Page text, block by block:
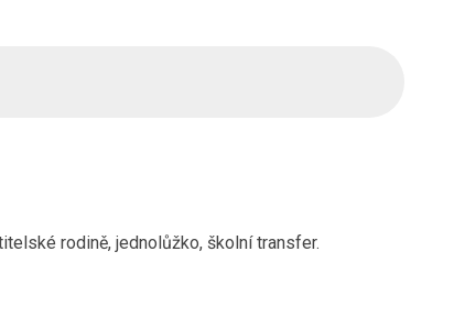
rodině, jednolůžko, školní transfer.